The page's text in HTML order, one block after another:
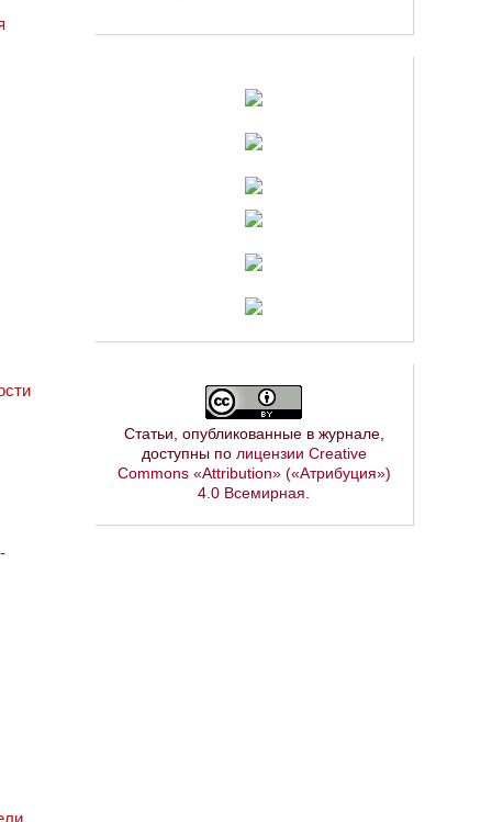
Статьи, опубликованные в журнале,
доступны по лицензии Creative
Commons «Attribution» («Атрибуция»)
4.0 Всемирная